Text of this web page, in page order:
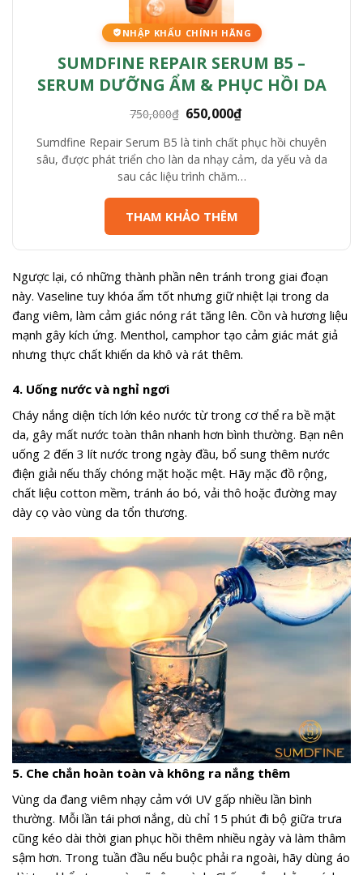
NHẬP KHẨU CHÍNH HÃNG
SUMDFINE REPAIR SERUM B5 –
SERUM DƯỠNG ẨM & PHỤC HỒI DA
750,000₫ Giá
là:
750,000₫.
650,000₫Giá
tại
650,000₫.
Sumdfine Repair Serum B5 là tinh chất phục hồi chuyên
sâu, được phát triển cho làn da nhạy cảm, da yếu và da
sau các liệu trình chăm…
THAM KHẢO THÊM
Ngược lại, có những thành phần nên tránh trong giai đoạn
này. Vaseline tuy khóa ẩm tốt nhưng giữ nhiệt lại trong da
đang viêm, làm cảm giác nóng rát tăng lên. Cồn và hương liệu
mạnh gây kích ứng. Menthol, camphor tạo cảm giác mát giả
nhưng thực chất khiến da khô và rát thêm.
4. Uống nước và nghỉ ngơi
Cháy nắng diện tích lớn kéo nước từ trong cơ thể ra bề mặt
da, gây mất nước toàn thân nhanh hơn bình thường. Bạn nên
uống 2 đến 3 lít nước trong ngày đầu, bổ sung thêm nước
điện giải nếu thấy chóng mặt hoặc mệt. Hãy mặc đồ rộng,
chất liệu cotton mềm, tránh áo bó, vải thô hoặc đường may
dày cọ vào vùng da tổn thương.
5. Che chắn hoàn toàn và không ra nắng thêm
Vùng da đang viêm nhạy cảm với UV gấp nhiều lần bình
thường. Mỗi lần tái phơi nắng, dù chỉ 15 phút đi bộ giữa trưa
cũng kéo dài thời gian phục hồi thêm nhiều ngày và làm thâm
sậm hơn. Trong tuần đầu nếu buộc phải ra ngoài, hãy dùng áo